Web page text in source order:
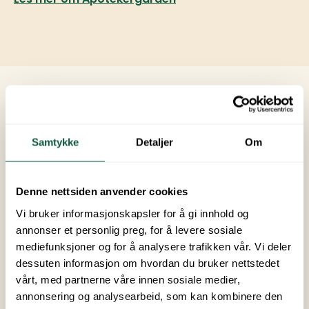
Samtykke Detaljer Om
Denne nettsiden anvender cookies
Vi bruker informasjonskapsler for å gi innhold og
annonser et personlig preg, for å levere sosiale
mediefunksjoner og for å analysere trafikken vår. Vi deler
dessuten informasjon om hvordan du bruker nettstedet
vårt, med partnerne våre innen sosiale medier,
annonsering og analysearbeid, som kan kombinere den